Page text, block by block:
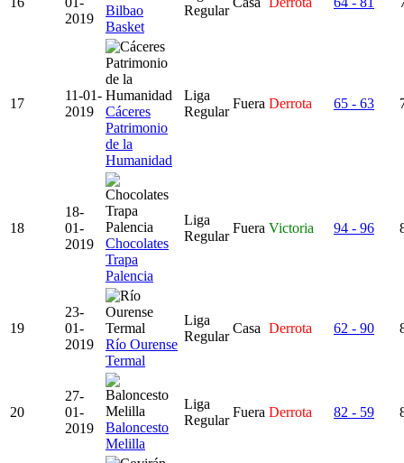
2019
Bilbao
Basket
Regular
17
11-01-
2019
Cáceres
Patrimonio
de la
Humanidad
Liga
Regular
Fuera Derrota 65 - 63
18
18-
01-
2019
Chocolates
Trapa
Palencia
Liga
Regular
Fuera Victoria 94 - 96
19
23-
01-
2019
Río Ourense
Termal
Liga
Regular
Casa Derrota 62 - 90
20
27-
01-
2019
Baloncesto
Melilla
Liga
Regular
Fuera Derrota 82 - 59